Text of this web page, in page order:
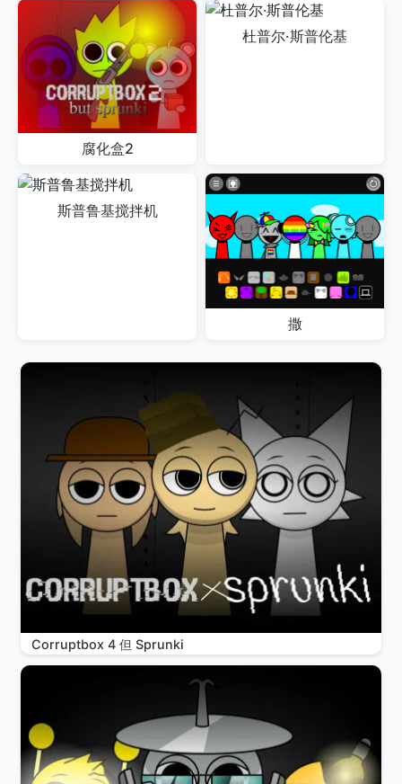
腐化盒2
杜普尔·斯普伦基
斯普鲁基搅拌机
撒
Corruptbox 4 但 Sprunki